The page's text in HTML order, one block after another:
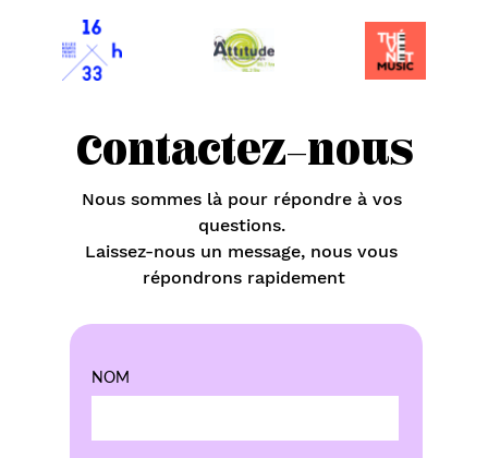
Contactez-nous
Nous sommes là pour répondre à vos
questions.
Laissez-nous un message, nous vous
répondrons rapidement
NOM